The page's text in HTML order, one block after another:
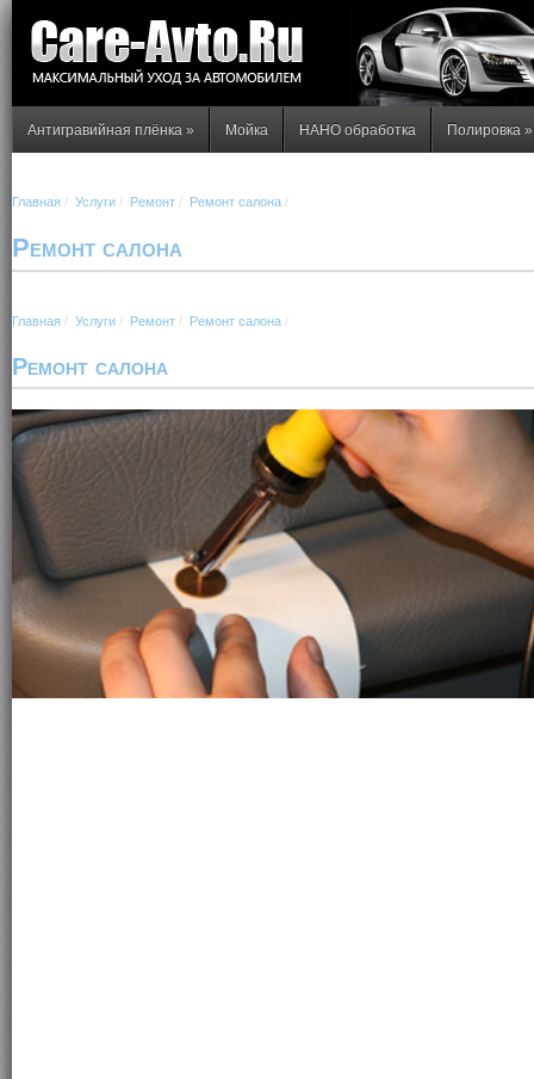
Антигравийная плёнка » Мойка НАНО обработка Полировка »
Главная / Услуги / Ремонт / Ремонт салона /
Ремонт салона
Главная / Услуги / Ремонт / Ремонт салона /
Ремонт салона